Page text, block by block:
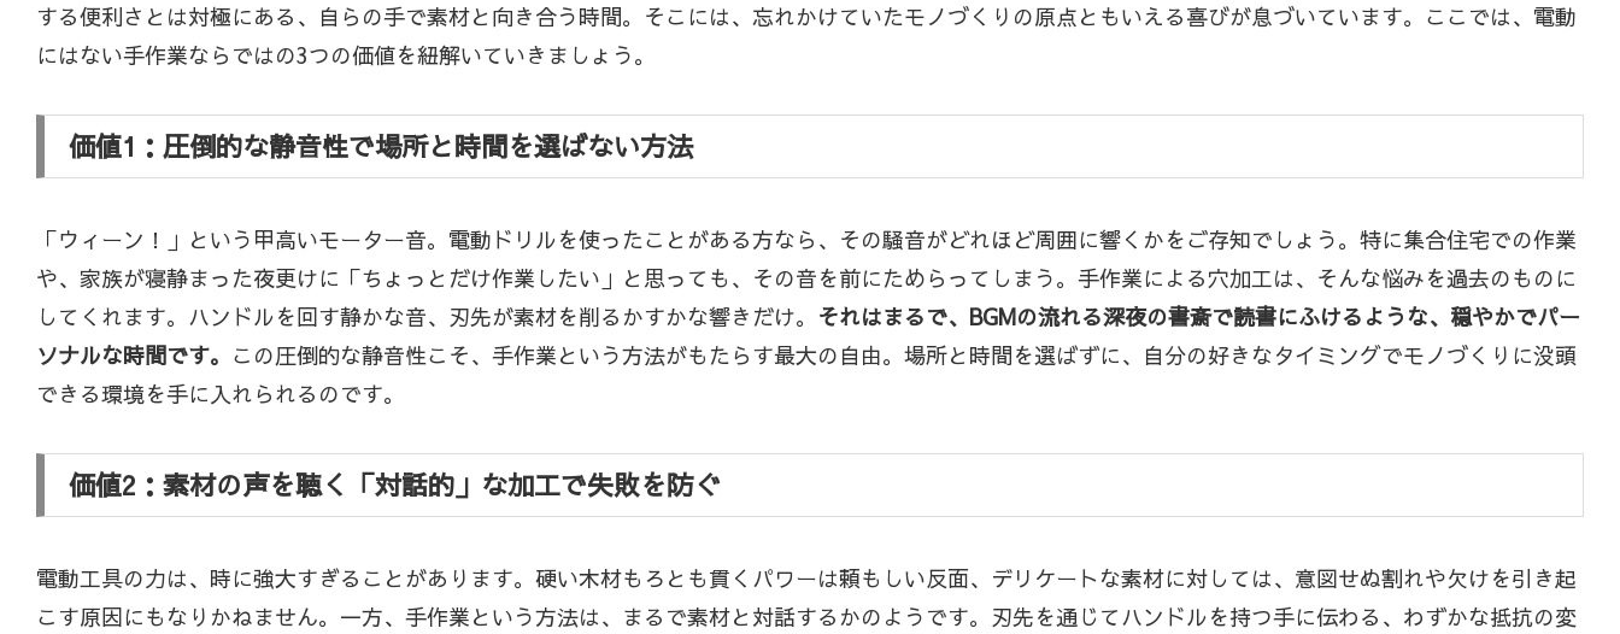
する便利さとは対極にある、自らの手で素材と向き合う時間。そこには、忘れかけていたモノづくりの原点ともいえる喜びが息づいています。ここでは、電動
にはない手作業ならではの3つの価値を紐解いていきましょう。
価値1：圧倒的な静音性で場所と時間を選ばない方法
「ウィーン！」という甲高いモーター音。電動ドリルを使ったことがある方なら、その騒音がどれほど周囲に響くかをご存知でしょう。特に集合住宅での作業
や、家族が寝静まった夜更けに「ちょっとだけ作業したい」と思っても、その音を前にためらってしまう。手作業による穴加工は、そんな悩みを過去のものに
してくれます。ハンドルを回す静かな音、刃先が素材を削るかすかな響きだけ。 それはまるで、BGMの流れる深夜の書斎で読書にふけるような、穏やかでパー
ソナルな時間です。 この圧倒的な静音性こそ、手作業という方法がもたらす最大の自由。場所と時間を選ばずに、自分の好きなタイミングでモノづくりに没頭
できる環境を手に入れられるのです。
価値2：素材の声を聴く「対話的」な加工で失敗を防ぐ
電動工具の力は、時に強大すぎることがあります。硬い木材もろとも貫くパワーは頼もしい反面、デリケートな素材に対しては、意図せぬ割れや欠けを引き起
こす原因にもなりかねません。一方、手作業という方法は、まるで素材と対話するかのようです。刃先を通じてハンドルを持つ手に伝わる、わずかな抵抗の変